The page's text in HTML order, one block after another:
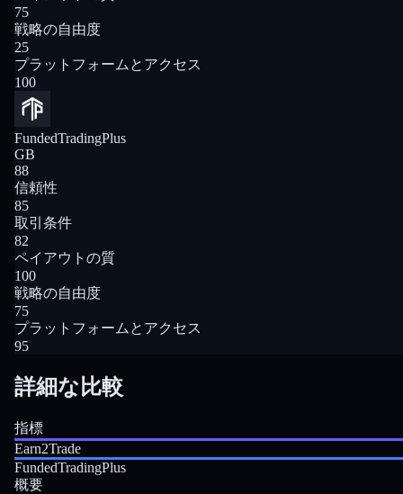
75
戦略の自由度
25
プラットフォームとアクセス
100
FundedTradingPlus
GB
88
信頼性
85
取引条件
82
ペイアウトの質
100
戦略の自由度
75
プラットフォームとアクセス
95
詳細な比較
指標
Earn2Trade
FundedTradingPlus
概要